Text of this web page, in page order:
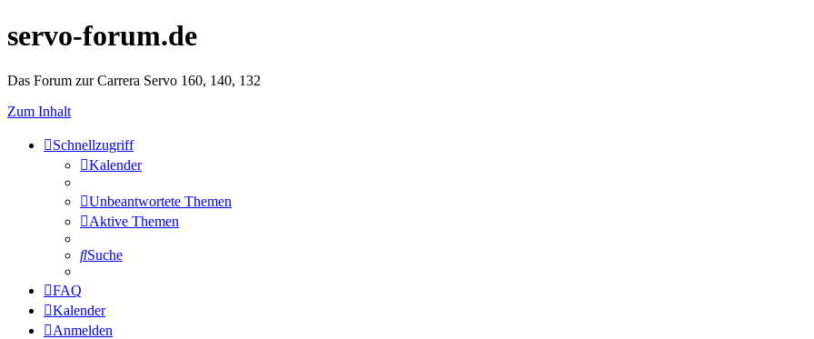
servo-forum.de
Das Forum zur Carrera Servo 160, 140, 132
Zum Inhalt
Schnellzugriff
Kalender
Unbeantwortete Themen
Aktive Themen
Suche
FAQ
Kalender
Anmelden